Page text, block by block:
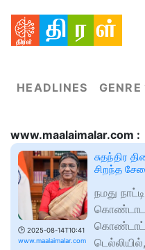
HEADLINES GENRE
www.maalaimalar.com :
🕑 2025-08-14T10:41
www.maalaimalar.com
சுதந்திர
சிறந்த
நமது